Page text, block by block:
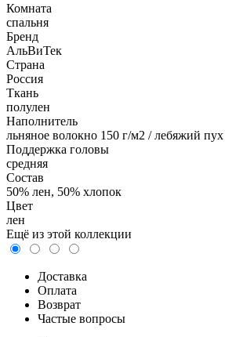
Комната
спальня
Бренд
АльВиТек
Страна
Россия
Ткань
полулен
Наполнитель
льняное волокно 150 г/м2 / лебяжий пух
Поддержка головы
средняя
Состав
50% лен, 50% хлопок
Цвет
лен
Ещё из этой коллекции
Доставка
Оплата
Возврат
Частые вопросы